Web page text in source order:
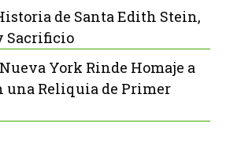
de Santa Edith Stein,
Sacrificio
York Rinde Homaje a
una Reliquia de Primer